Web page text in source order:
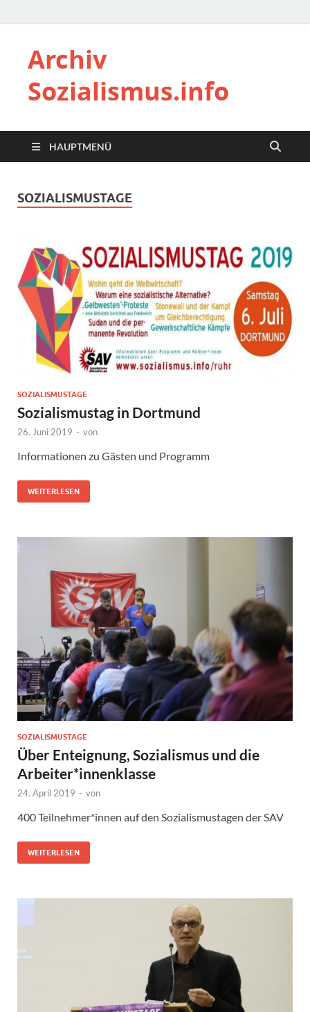
Archiv
Sozialismus.info
HAUPTMENÜ
SOZIALISMUSTAGE
SOZIALISMUSTAGE
Sozialismustag in Dortmund
26. Juni 2019 - von
Informationen zu Gästen und Programm
WEITERLESEN
SOZIALISMUSTAGE
Über Enteignung, Sozialismus und die
Arbeiter*innenklasse
24. April 2019 - von
400 Teilnehmer*innen auf den Sozialismustagen der SAV
WEITERLESEN